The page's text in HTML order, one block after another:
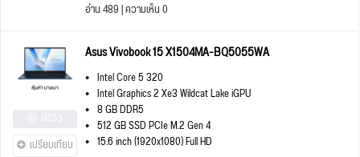
อ่าน 489 | ความเห็น 0
เปรียบเทียบ
Asus Vivobook 15 X1504MA-BQ5055WA
Intel Core 5 320
Intel Graphics 2 Xe3 Wildcat Lake iGPU
8 GB DDR5
512 GB SSD PCIe M.2 Gen 4
15.6 inch (1920x1080) Full HD